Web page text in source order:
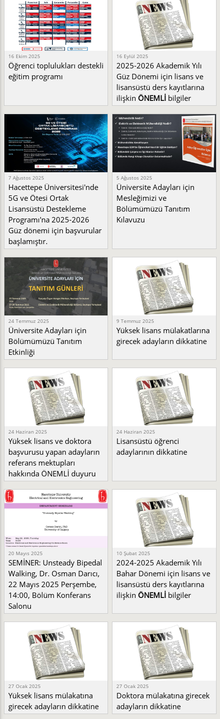
16 Ekim 2025
Öğrenci toplulukları destekli
eğitim programı
16 Eylül 2025
2025-2026 Akademik Yılı
Güz Dönemi için lisans ve
lisansüstü ders kayıtlarına
ilişkin ÖNEMLİ bilgiler
7 Ağustos 2025
Hacettepe Üniversitesi'nde
5G ve Ötesi Ortak
Lisansüstü Destekleme
Programı'na 2025-2026
Güz dönemi için başvurular
başlamıştır.
5 Ağustos 2025
Üniversite Adayları için
Mesleğimizi ve
Bölümümüzü Tanıtım
Kılavuzu
24 Temmuz 2025
Üniversite Adayları için
Bölümümüzü Tanıtım
Etkinliği
9 Temmuz 2025
Yüksek lisans mülakatlarına
girecek adayların dikkatine
24 Haziran 2025
Yüksek lisans ve doktora
başvurusu yapan adayların
referans mektupları
hakkında ÖNEMLİ duyuru
24 Haziran 2025
Lisansüstü öğrenci
adaylarının dikkatine
20 Mayıs 2025
SEMİNER: Unsteady Bipedal
Walking, Dr. Osman Darıcı,
22 Mayıs 2025 Perşembe,
14:00, Bölüm Konferans
Salonu
10 Şubat 2025
2024-2025 Akademik Yılı
Bahar Dönemi için lisans ve
lisansüstü ders kayıtlarına
ilişkin ÖNEMLİ bilgiler
27 Ocak 2025
Yüksek lisans mülakatına
girecek adayların dikkatine
27 Ocak 2025
Doktora mülakatına girecek
adayların dikkatine